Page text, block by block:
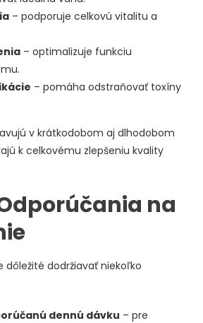
– podporuje celkovú vitalitu a
– optimalizuje funkciu
– pomáha odstraňovať toxíny
v krátkodobom aj dlhodobom
k celkovému zlepšeniu kvality
na
dôležité dodržiavať niekoľko
dennú dávku – pre